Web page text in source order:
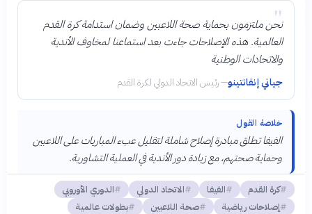
"
نحن ملتزمون بحماية صحة اللاعبين وضمان استدامة كرة القدم
العالمية. هذه الإصلاحات جاءت بعد استماعنا لمخاوف الأندية
والاتحادات الوطنية
جياني إنفانتينو—رئيس الاتحاد الدولي لكرة القدم
خلاصة القول
الفيفا تطلق مبادرة إصلاح شاملة لتقليل عبء المباريات على اللاعبين
وحماية صحتهم، مع زيادة دور الأندية في العملية التشاورية.
كرة القدم الفيفا الاتحاد الدولي
الدوري الأوروبي
إصلاحات رياضية
صحة اللاعبين
بطولات عالمية